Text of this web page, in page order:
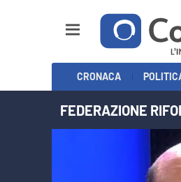
Cronaca
CRONACA
FEDERAZIONE